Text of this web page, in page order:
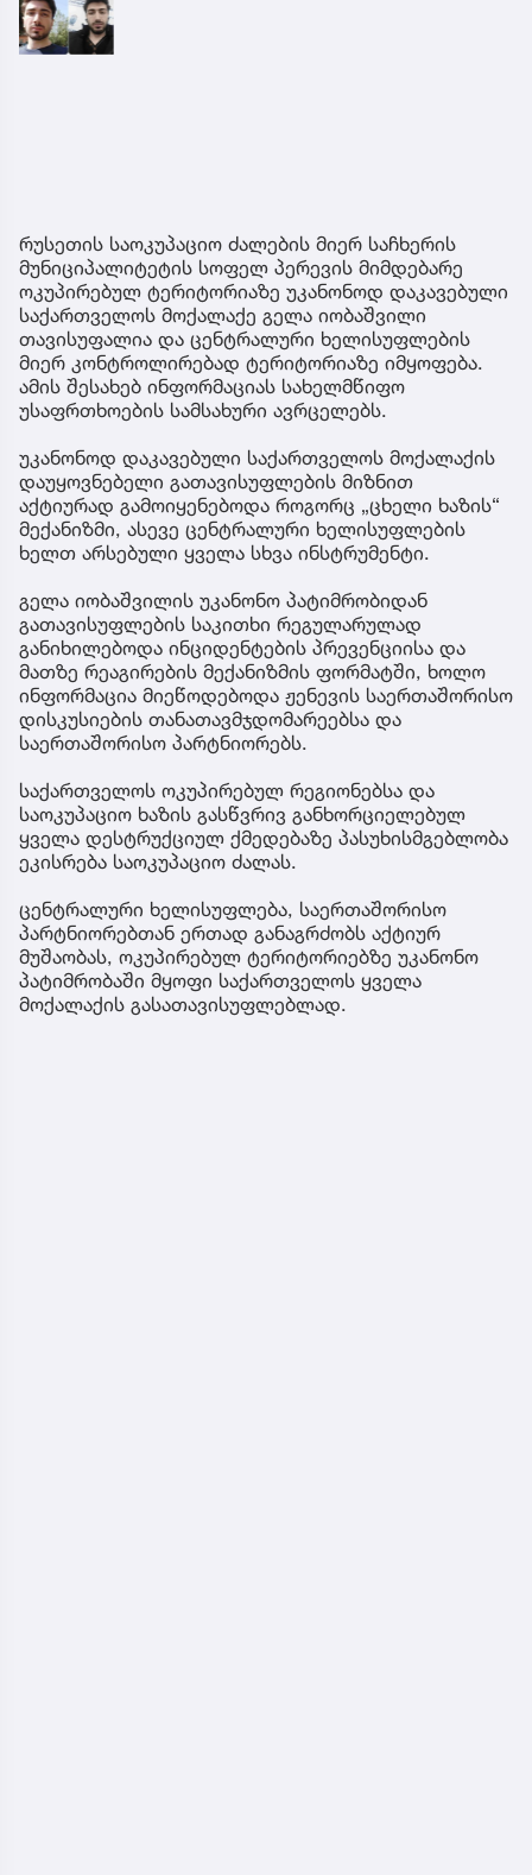
რუსეთის საოკუპაციო ძალების მიერ საჩხერის
მუნიციპალიტეტის სოფელ პერევის მიმდებარე
ოკუპირებულ ტერიტორიაზე უკანონოდ დაკავებული
საქართველოს მოქალაქე გელა იობაშვილი
თავისუფალია და ცენტრალური ხელისუფლების
მიერ კონტროლირებად ტერიტორიაზე იმყოფება.
ამის შესახებ ინფორმაციას სახელმწიფო
უსაფრთხოების სამსახური ავრცელებს.
უკანონოდ დაკავებული საქართველოს მოქალაქის
დაუყოვნებელი გათავისუფლების მიზნით
აქტიურად გამოიყენებოდა როგორც „ცხელი ხაზის“
მექანიზმი, ასევე ცენტრალური ხელისუფლების
ხელთ არსებული ყველა სხვა ინსტრუმენტი.
გელა იობაშვილის უკანონო პატიმრობიდან
გათავისუფლების საკითხი რეგულარულად
განიხილებოდა ინციდენტების პრევენციისა და
მათზე რეაგირების მექანიზმის ფორმატში, ხოლო
ინფორმაცია მიეწოდებოდა ჟენევის საერთაშორისო
დისკუსიების თანათავმჯდომარეებსა და
საერთაშორისო პარტნიორებს.
საქართველოს ოკუპირებულ რეგიონებსა და
საოკუპაციო ხაზის გასწვრივ განხორციელებულ
ყველა დესტრუქციულ ქმედებაზე პასუხისმგებლობა
ეკისრება საოკუპაციო ძალას.
ცენტრალური ხელისუფლება, საერთაშორისო
პარტნიორებთან ერთად განაგრძობს აქტიურ
მუშაობას, ოკუპირებულ ტერიტორიებზე უკანონო
პატიმრობაში მყოფი საქართველოს ყველა
მოქალაქის გასათავისუფლებლად.